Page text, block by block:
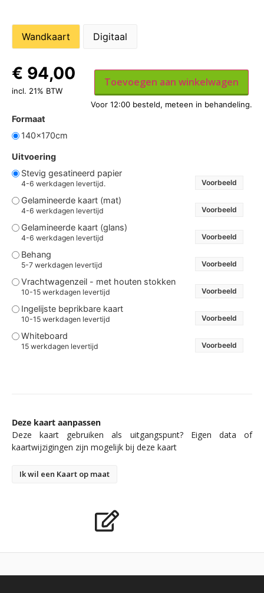
Wandkaart Digitaal
Formaat
140x170cm
Uitvoering
Stevig gesatineerd papier
4-6 werkdagen levertijd. Voorbeeld
Gelamineerde kaart (mat)
4-6 werkdagen levertijd Voorbeeld
Gelamineerde kaart (glans)
4-6 werkdagen levertijd Voorbeeld
Behang
5-7 werkdagen levertijd Voorbeeld
Vrachtwagenzeil - met houten stokken
10-15 werkdagen levertijd Voorbeeld
Ingelijste beprikbare kaart
10-15 werkdagen levertijd Voorbeeld
Whiteboard
15 werkdagen levertijd Voorbeeld
€ 94,00
incl. 21% BTW
Toevoegen aan winkelwagen
Deze kaart aanpassen
Deze kaart gebruiken als uitgangspunt? Eigen data of
kaartwijzigingen zijn mogelijk bij deze kaart
Ik wil een Kaart op maat